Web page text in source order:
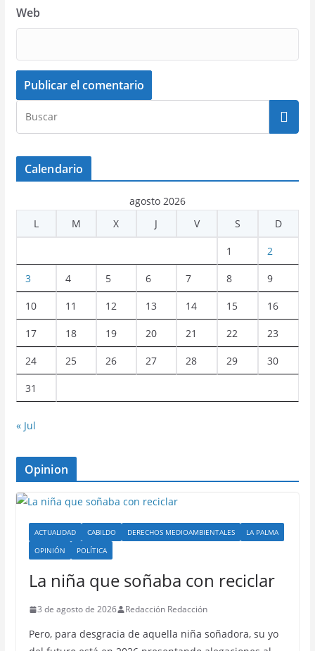
Web
Calendario
agosto 2026
L
M X J V S D
1 2
3 4 5 6 7 8 9
10 11 12 13 14 15 16
17 18 19 20 21 22 23
24 25 26 27 28 29 30
31
« Jul
Opinion
ACTUALIDAD CABILDO DERECHOS MEDIOAMBIENTALES
LA PALMA
OPINIÓN
POLÍTICA
La niña que soñaba con reciclar
3 de agosto de 2026 Redacción Redacción
Pero, para desgracia de aquella niña soñadora, su yo